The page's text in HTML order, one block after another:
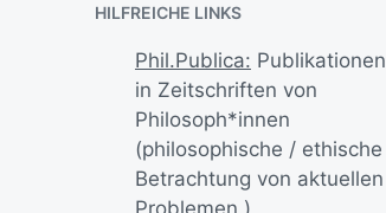
HILFREICHE LINKS
Phil.Publica: Publikationen
in Zeitschriften von
Philosoph*innen
(philosophische / ethische
Betrachtung von aktuellen
Problemen.)